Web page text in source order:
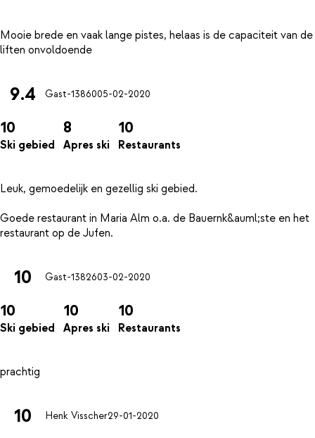
Mooie brede en vaak lange pistes, helaas is de capaciteit van de
9.4 Gast-1386005-02-2020
10
Ski gebied
8
Apres ski
10
Restaurants
Leuk, gemoedelijk en gezellig ski gebied.
Goede restaurant in Maria Alm o.a. de Bauernk&auml;ste en het
10 Gast-1382603-02-2020
10
Ski gebied
10
Apres ski
10
Restaurants
10 Henk Visscher29-01-2020